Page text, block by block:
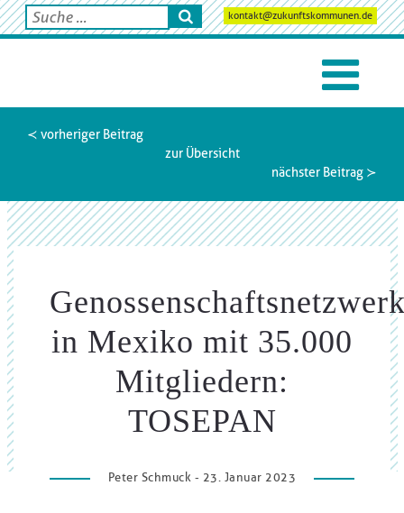
kontakt@zukunftskommunen.de
≺ vorheriger Beitrag
zur Übersicht
nächster Beitrag ≻
in Mexiko mit 35.000
Mitgliedern:
TOSEPAN
Peter Schmuck - 23. Januar 2023